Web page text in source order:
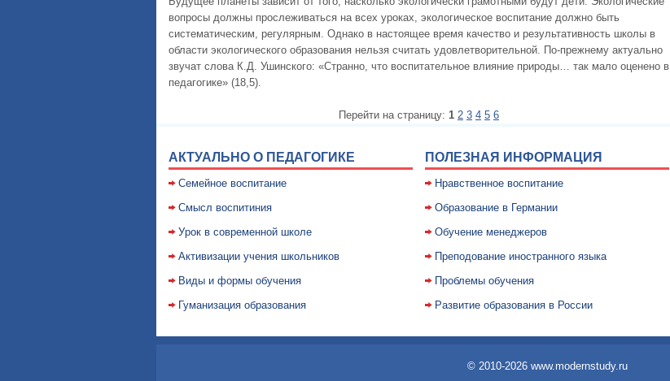
вопросы должны прослеживаться на всех уроках, экологическое воспитание должно быть
систематическим, регулярным. Однако в настоящее время качество и результативность школы в
области экологического образования нельзя считать удовлетворительной. По-прежнему актуально
звучат слова К.Д. Ушинского: «Странно, что воспитательное влияние природы… так мало оценено в
педагогике» (18,5).
Перейти на страницу: 1 2 3 4 5 6
АКТУАЛЬНО О ПЕДАГОГИКЕ
Семейное воспитание
Смысл воспитиния
Уpок в совpеменной школе
Активизации учения школьников
Виды и формы обучения
Гуманизация образования
ПОЛЕЗНАЯ ИНФОРМАЦИЯ
Нравственное воспитание
Образование в Германии
Обучение менеджеров
Преподование иностранного языка
Проблемы обучения
Развитие образования в России
© 2010-2026 www.modernstudy.ru